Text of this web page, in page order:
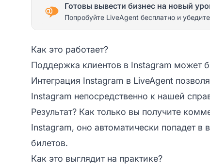
Готовы вывести бизнес на новый
Попробуйте LiveAgent бесплатно и
Как это работает?
Поддержка клиентов в Instagram может
Интеграция Instagram в LiveAgent
Instagram непосредственно к нашей
Результат? Как только вы получите
Instagram, оно автоматически попадет
билетов.
Как это выглядит на практике?